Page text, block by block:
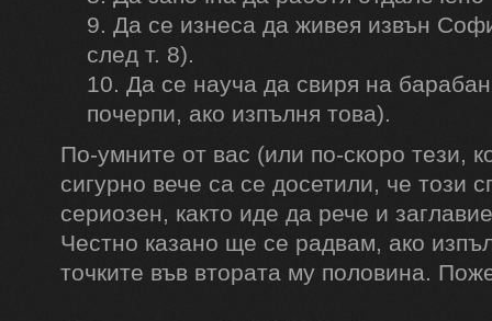
Да се изнеса да живея извън
след т. 8).
Да се науча да свиря на
почерпи, ако изпълня това).
По-умните от вас (или по-скоро тези,
сигурно вече са се досетили, че този
сериозен, както иде да рече и
Честно казано ще се радвам, ако
точките във втората му половина.